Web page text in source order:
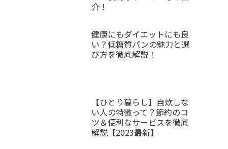
介！
健康にもダイエットにも良
い？低糖質パンの魅力と選
び方を徹底解説！
【ひとり暮らし】自炊しな
い人の特徴って？節約のコ
ツ＆便利なサービスを徹底
解説【2023最新】